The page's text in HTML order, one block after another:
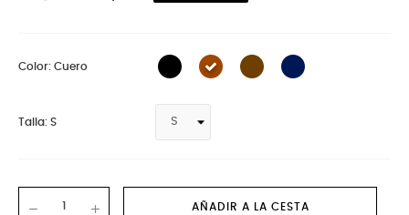
Color: Cuero
Talla: S
AÑADIR A LA CESTA